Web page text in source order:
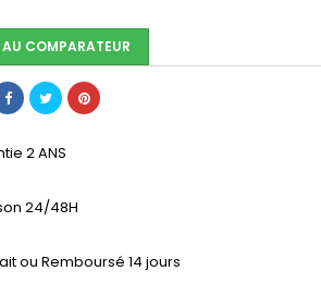
COMPARATEUR
2 ANS
24/48H
ou Remboursé 14 jours